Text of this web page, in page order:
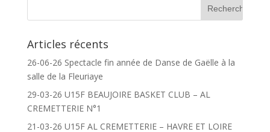
Articles récents
26-06-26 Spectacle fin année de Danse de Gaëlle à la
salle de la Fleuriaye
29-03-26 U15F BEAUJOIRE BASKET CLUB – AL
CREMETTERIE N°1
21-03-26 U15F AL CREMETTERIE – HAVRE ET LOIRE